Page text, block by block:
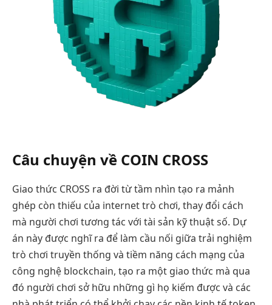
Câu chuyện về COIN CROSS
Giao thức CROSS ra đời từ tầm nhìn tạo ra mảnh
ghép còn thiếu của internet trò chơi, thay đổi cách
mà người chơi tương tác với tài sản kỹ thuật số. Dự
án này được nghĩ ra để làm cầu nối giữa trải nghiệm
trò chơi truyền thống và tiềm năng cách mạng của
công nghệ blockchain, tạo ra một giao thức mà qua
đó người chơi sở hữu những gì họ kiếm được và các